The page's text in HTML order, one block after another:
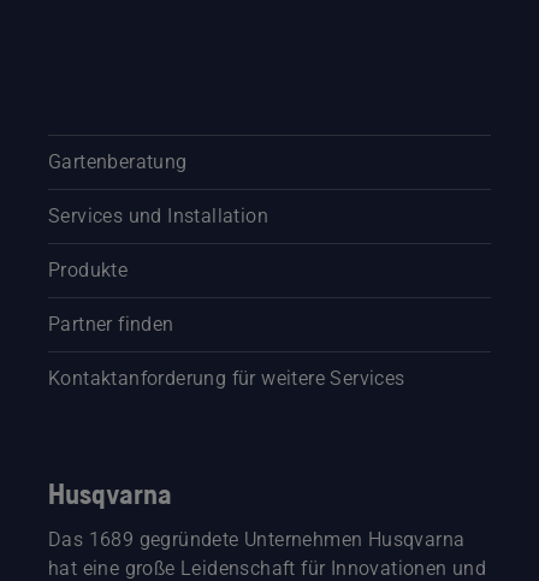
Gartenberatung
Services und Installation
Produkte
Partner finden
Kontaktanforderung für weitere Services
Husqvarna
Das 1689 gegründete Unternehmen Husqvarna
hat eine große Leidenschaft für Innovationen und